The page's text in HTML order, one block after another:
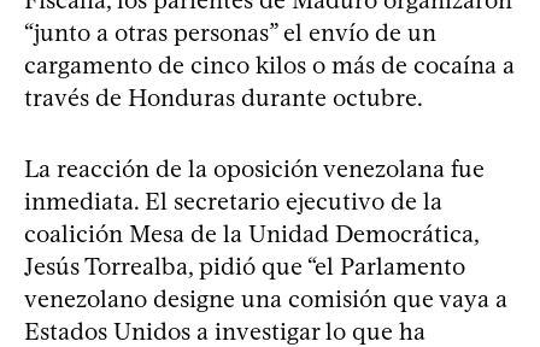
“junto a otras personas” el envío de un
cargamento de cinco kilos o más de cocaína a
través de Honduras durante octubre.
La reacción de la oposición venezolana fue
inmediata. El secretario ejecutivo de la
coalición Mesa de la Unidad Democrática,
Jesús Torrealba, pidió que “el Parlamento
venezolano designe una comisión que vaya a
Estados Unidos a investigar lo que ha